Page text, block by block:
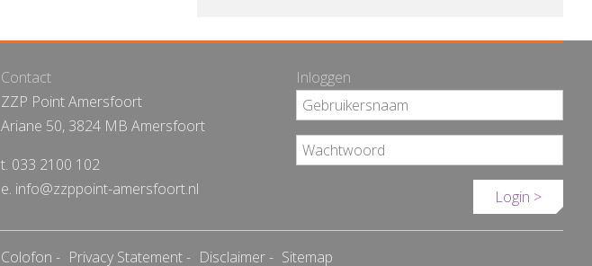
Contact
ZZP Point Amersfoort
Ariane 50, 3824 MB Amersfoort
t. 033 2100 102
e. info@zzppoint-amersfoort.nl
Inloggen
Login >
Colofon Privacy Statement Disclaimer Sitemap